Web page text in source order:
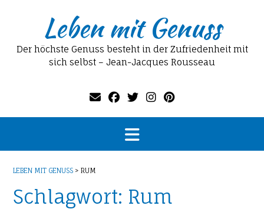
Leben mit Genuss
Der höchste Genuss besteht in der Zufriedenheit mit
sich selbst – Jean-Jacques Rousseau
LEBEN MIT GENUSS > RUM
Schlagwort: Rum